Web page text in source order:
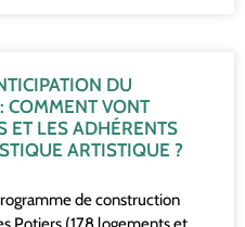
DU
COMMENT VONT
ET LES ADHÉRENTS
ARTISTIQUE ?
de construction